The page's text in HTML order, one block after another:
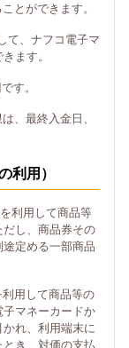
とができます。
て、ナフコ電子マ
ます。
す。
、最終入金日、
利用）
利用して商品等
し、商品券その
定める一部商品
用して商品等の
マネーカードか
れ、利用端末に
き、対価の支払